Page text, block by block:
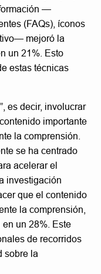
—
(FAQs), íconos
mejoró la
un 21%. Esto
estas técnicas
es decir, involucrar
importante
la comprensión.
se ha centrado
acelerar el
investigación
que el contenido
la comprensión,
un 28%. Este
de recorridos
sobre la